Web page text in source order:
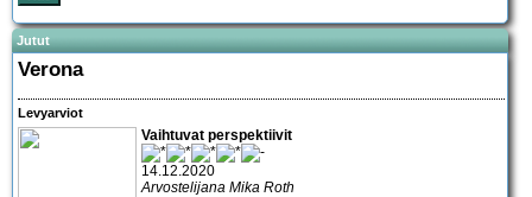
Jutut
Verona
Levyarviot
Vaihtuvat perspektiivit
14.12.2020
Arvostelijana Mika Roth